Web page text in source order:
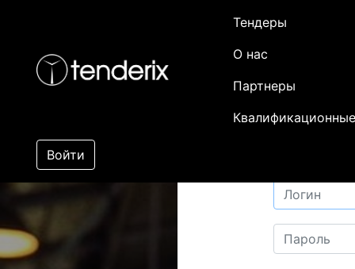
Тендеры
О нас
Партнеры
Войти